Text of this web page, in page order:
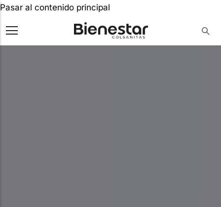
Pasar al contenido principal